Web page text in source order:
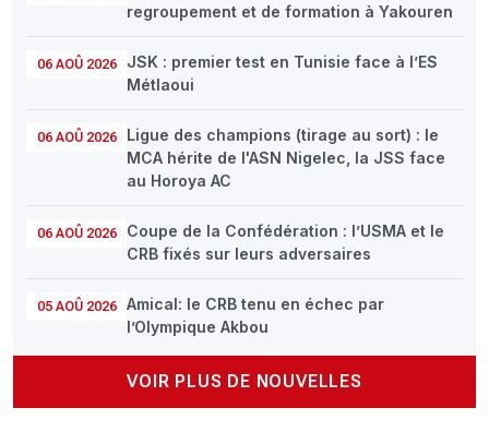
regroupement et de formation à Yakouren
06 AOÛ 2026
JSK : premier test en Tunisie face à l’ES
Métlaoui
06 AOÛ 2026
Ligue des champions (tirage au sort) : le
MCA hérite de l'ASN Nigelec, la JSS face
au Horoya AC
06 AOÛ 2026
Coupe de la Confédération : l’USMA et le
CRB fixés sur leurs adversaires
05 AOÛ 2026
Amical: le CRB tenu en échec par
l’Olympique Akbou
VOIR PLUS DE NOUVELLES